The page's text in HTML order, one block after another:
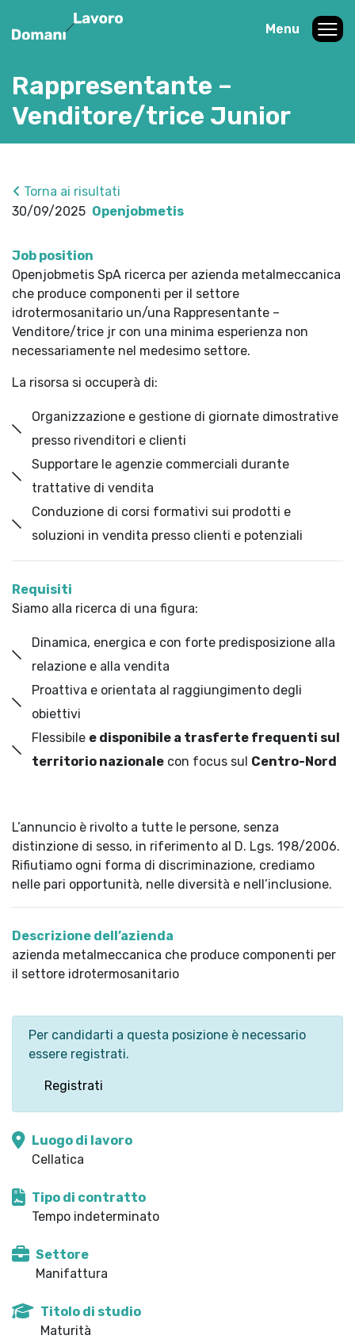
Menu
Rappresentante –
Venditore/trice Junior
Torna ai risultati
30/09/2025 Openjobmetis
Job position
Openjobmetis SpA ricerca per azienda metalmeccanica
che produce componenti per il settore
idrotermosanitario un/una Rappresentante –
Venditore/trice jr con una minima esperienza non
necessariamente nel medesimo settore.
La risorsa si occuperà di:
Organizzazione e gestione di giornate dimostrative
presso rivenditori e clienti
Supportare le agenzie commerciali durante
trattative di vendita
Conduzione di corsi formativi sui prodotti e
soluzioni in vendita presso clienti e potenziali
Requisiti
Siamo alla ricerca di una figura:
Dinamica, energica e con forte predisposizione alla
relazione e alla vendita
Proattiva e orientata al raggiungimento degli
obiettivi
Flessibile e disponibile a trasferte frequenti sul
territorio nazionale con focus sul Centro-Nord
L’annuncio è rivolto a tutte le persone, senza
distinzione di sesso, in riferimento al D. Lgs. 198/2006.
Rifiutiamo ogni forma di discriminazione, crediamo
nelle pari opportunità, nelle diversità e nell’inclusione.
Descrizione dell’azienda
azienda metalmeccanica che produce componenti per
il settore idrotermosanitario
Per candidarti a questa posizione è necessario
essere registrati.
Registrati
Luogo di lavoro
Cellatica
Tipo di contratto
Tempo indeterminato
Settore
Manifattura
Titolo di studio
Maturità